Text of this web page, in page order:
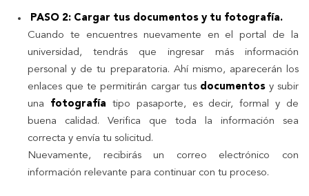
PASO 2: Cargar tus documentos y tu fotografía.
Cuando te encuentres nuevamente en el portal de la
universidad, tendrás que ingresar más información
personal y de tu preparatoria. Ahí mismo, aparecerán los
enlaces que te permitirán cargar tus documentos y subir
una fotografía tipo pasaporte, es decir, formal y de
buena calidad. Verifica que toda la información sea
correcta y envía tu solicitud.
Nuevamente, recibirás un correo electrónico con
información relevante para continuar con tu proceso.